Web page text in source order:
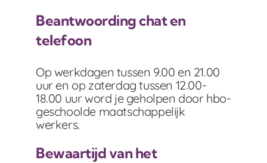
Beantwoording chat en
telefoon
Op werkdagen tussen 9.00 en 21.00
uur en op zaterdag tussen 12.00-
18.00 uur word je geholpen door hbo-
geschoolde maatschappelijk
werkers.
Bewaartijd van het